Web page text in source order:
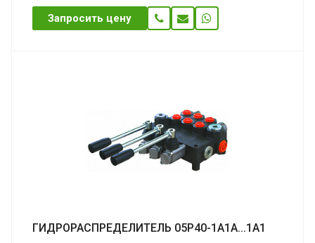
Запросить цену
ГИДРОРАСПРЕДЕЛИТЕЛЬ 05Р40-1А1А...1А1